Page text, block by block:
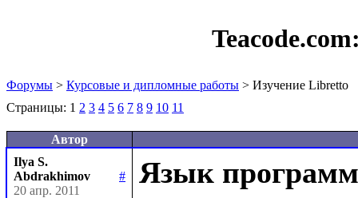
Форумы > Курсовые и дипломные работы > Изучение Libretto
Страницы: 1 2 3 4 5 6 7 8 9 10 11
Автор
Ilya S.
Abdrakhimov
#
20 апр. 2011
Язык